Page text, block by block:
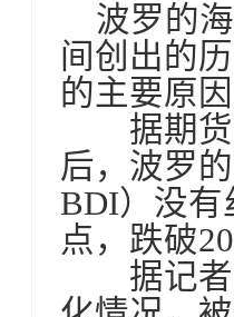
波罗的海
间创出的
的主要原
据期货
后，波罗
BDI）没有
点，跌破
据记者